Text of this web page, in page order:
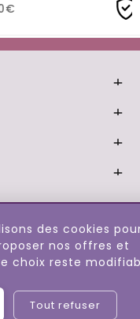
des cookies
nos offres et
choix reste
Tout refuser
Bio



